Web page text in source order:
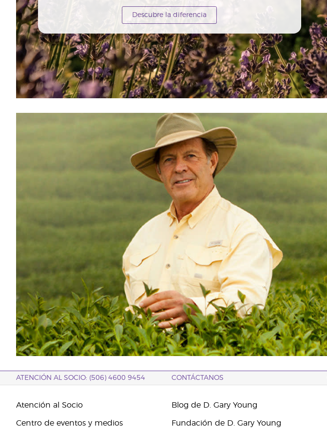
Descubre la diferencia
ATENCIÓN AL SOCIO: (506) 4600 9454 CONTÁCTANOS
Atención al Socio
Centro de eventos y medios
Blog de D. Gary Young
Fundación de D. Gary Young